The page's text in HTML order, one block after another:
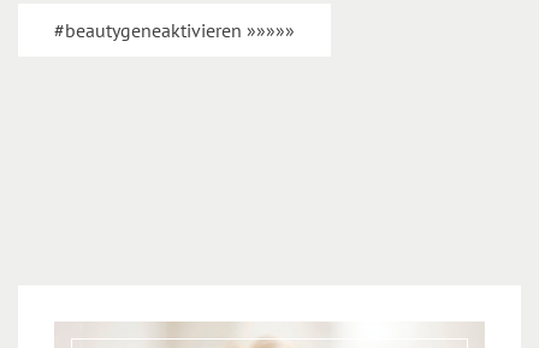
#beautygeneaktivieren »»»»»